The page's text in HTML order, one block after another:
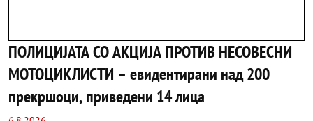
ПОЛИЦИЈАТА СО АКЦИЈА ПРОТИВ НЕСОВЕСНИ
МОТОЦИКЛИСТИ – евидентирани над 200
прекршоци, приведени 14 лица